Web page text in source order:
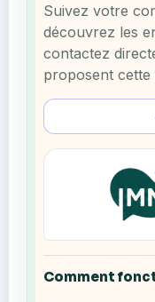
Suivez votre
découvrez les
contactez
proposent cette
Comment